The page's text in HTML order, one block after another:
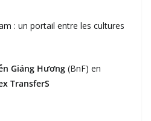
: un portail entre les cultures
Giáng Hương (BnF) en
TransferS